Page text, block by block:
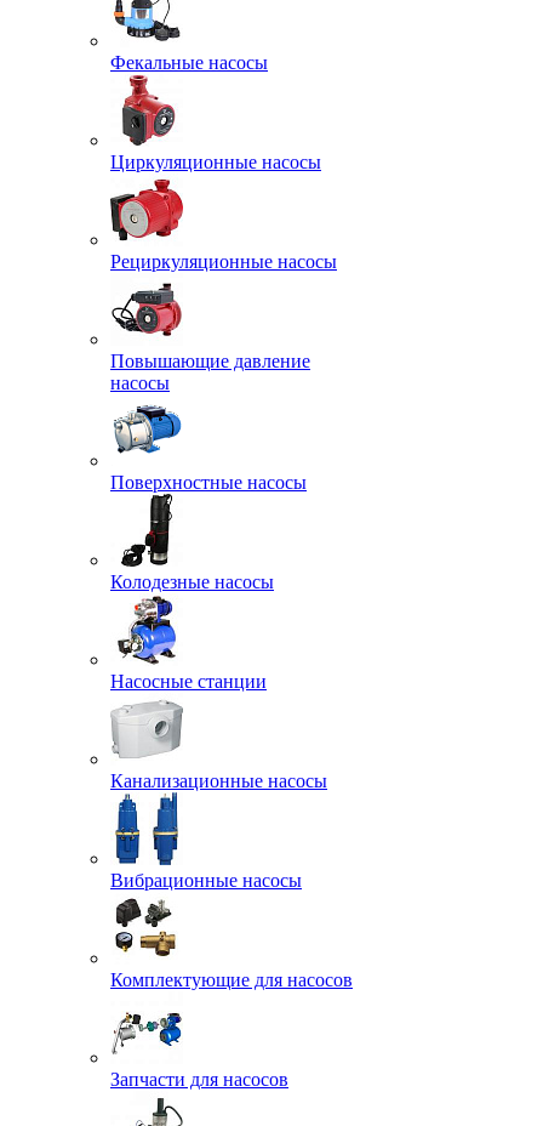
Фекальные насосы
Циркуляционные насосы
Рециркуляционные насосы
Повышающие давление
насосы
Поверхностные насосы
Колодезные насосы
Насосные станции
Канализационные насосы
Вибрационные насосы
Комплектующие для насосов
Запчасти для насосов